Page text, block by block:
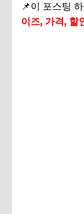
📌이 포스팅
이즈, 가격, 할